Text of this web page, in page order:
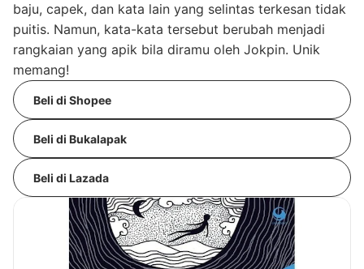
baju, capek, dan kata lain yang selintas terkesan tidak
puitis. Namun, kata-kata tersebut berubah menjadi
rangkaian yang apik bila diramu oleh Jokpin. Unik
memang!
Beli di Shopee
Beli di Bukalapak
Beli di Lazada